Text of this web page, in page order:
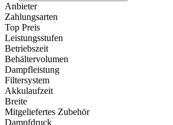
Anbieter
Zahlungsarten
Top Preis
Leistungsstufen
Betriebszeit
Behältervolumen
Dampfleistung
Filtersystem
Akkulaufzeit
Breite
Mitgeliefertes Zubehör
Dampfdruck